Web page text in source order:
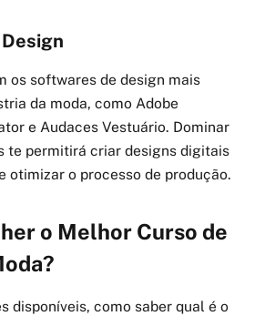
os softwares de design mais
da moda, como Adobe
e Audaces Vestuário. Dominar
te permitirá criar designs digitais
otimizar o processo de produção.
o Melhor Curso de
disponíveis, como saber qual é o